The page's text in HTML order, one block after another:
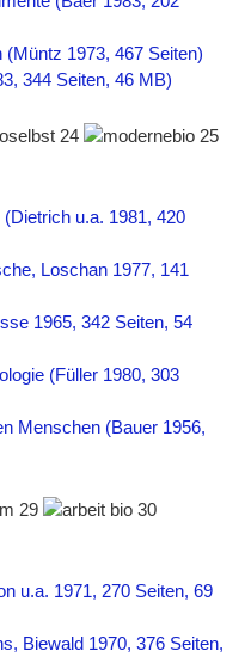
1973, 467 Seiten)
344 Seiten, 46 MB)
u.a. 1981, 420
Loschan 1977, 141
1965, 342 Seiten, 54
(Füller 1980, 303
Menschen (Bauer 1956,
u.a. 1971, 270 Seiten, 69
Biewald 1970, 376 Seiten,